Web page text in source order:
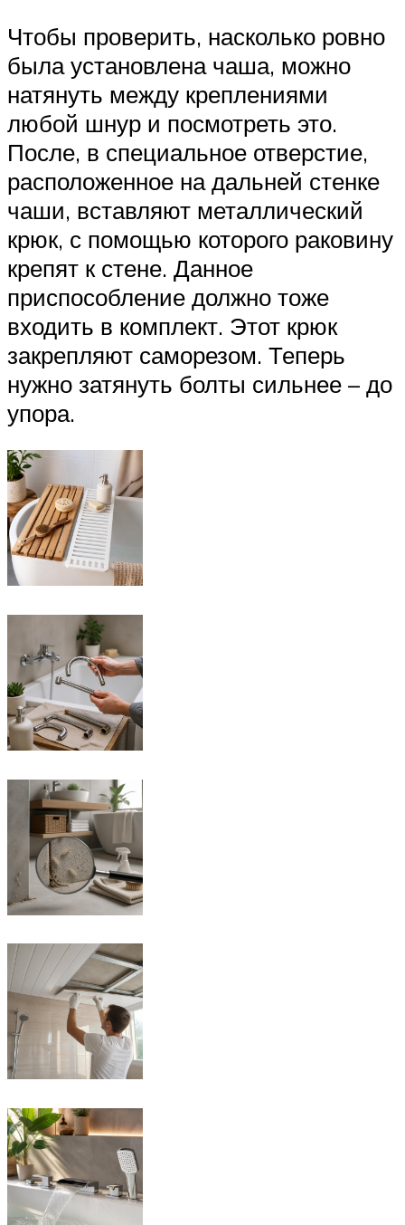
Чтобы проверить, насколько ровно
была установлена чаша, можно
натянуть между креплениями
любой шнур и посмотреть это.
После, в специальное отверстие,
расположенное на дальней стенке
чаши, вставляют металлический
крюк, с помощью которого раковину
крепят к стене. Данное
приспособление должно тоже
входить в комплект. Этот крюк
закрепляют саморезом. Теперь
нужно затянуть болты сильнее – до
упора.